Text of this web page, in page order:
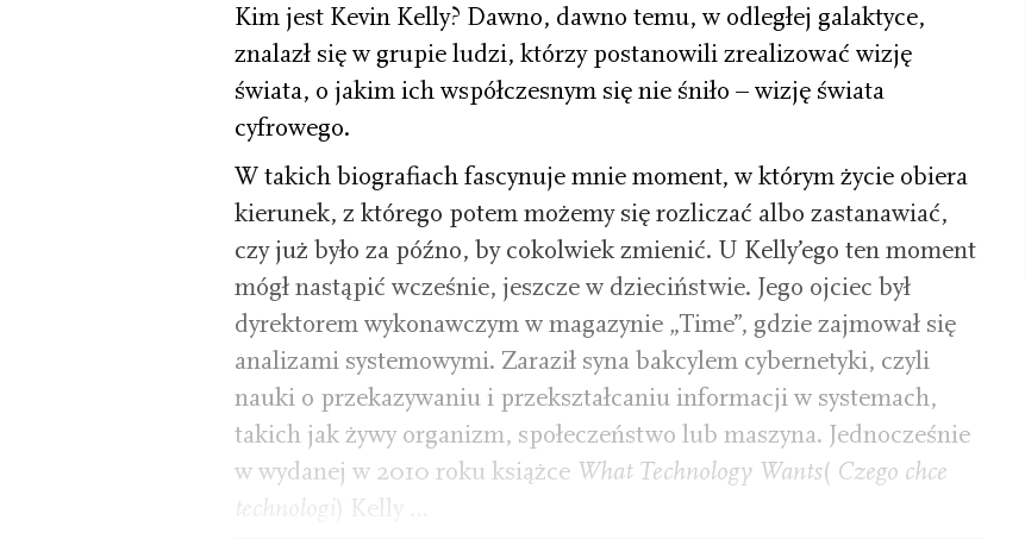
Kim jest Kevin Kelly? Dawno, dawno temu, w odległej galaktyce,
znalazł się w grupie ludzi, którzy postanowili zrealizować wizję
świata, o jakim ich współczesnym się nie śniło – wizję świata
cyfrowego.
W takich biografiach fascynuje mnie moment, w którym życie obiera
kierunek, z którego potem możemy się rozliczać albo zastanawiać,
czy już było za późno, by cokolwiek zmienić. U Kelly’ego ten moment
mógł nastąpić wcześnie, jeszcze w dzieciństwie. Jego ojciec był
dyrektorem wykonawczym w magazynie „Time”, gdzie zajmował się
analizami systemowymi. Zaraził syna bakcylem cybernetyki, czyli
nauki o przekazywaniu i przekształcaniu informacji w systemach,
takich jak żywy organizm, społeczeństwo lub maszyna. Jednocześnie
w wydanej w 2010 roku książce What Technology Wants( Czego chce
technologi) Kelly …